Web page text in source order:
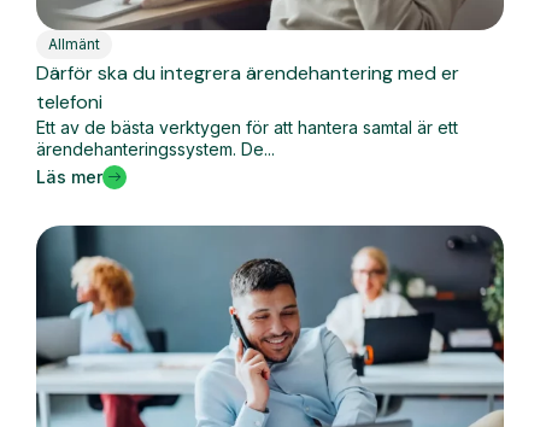
Allmänt
Därför ska du integrera ärendehantering med er
telefoni
Ett av de bästa verktygen för att hantera samtal är ett
ärendehanteringssystem. De...
Läs mer